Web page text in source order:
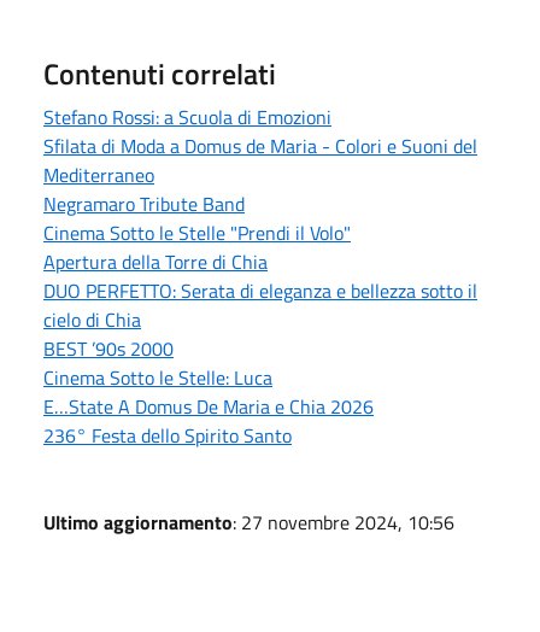
Contenuti correlati
Stefano Rossi: a Scuola di Emozioni
Sfilata di Moda a Domus de Maria - Colori e Suoni del
Mediterraneo
Negramaro Tribute Band
Cinema Sotto le Stelle "Prendi il Volo"
Apertura della Torre di Chia
DUO PERFETTO: Serata di eleganza e bellezza sotto il
cielo di Chia
BEST ’90s 2000
Cinema Sotto le Stelle: Luca
E…State A Domus De Maria e Chia 2026
236° Festa dello Spirito Santo
Ultimo aggiornamento: 27 novembre 2024, 10:56